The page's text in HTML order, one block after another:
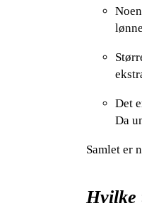
Det
Da
Samlet er
Hvilke